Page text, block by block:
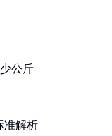
公斤
准解析